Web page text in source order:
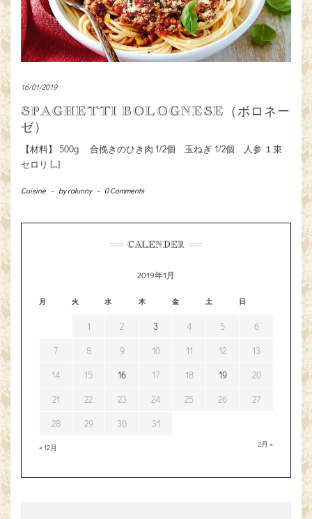
16/01/2019
SPAGHETTI BOLOGNESE（ボロネー
ゼ）
【材料】 500g 合挽きのひき肉 1/2個 玉ねぎ 1/2個 人参 １束
セロリ […]
Cuisine - byralunny - 0 Comments
CALENDER
2019年1月
月 火 水 木 金 土 日
« 12月 2月 »
1 2 3 4 5 6
7 8 9 10 11 12 13
14 15 16 17 18 19 20
21 22 23 24 25 26 27
28 29 30 31